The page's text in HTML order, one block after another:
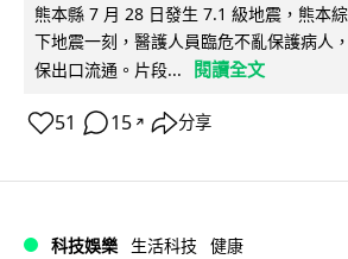
熊本縣 7 月 28 日發生 7.1 級地震，熊本
下地震一刻，醫護人員臨危不亂保護病人
保出口流通。片段...
閱讀全文
51 15 ↗ 分享
科技娛樂 生活科技 健康